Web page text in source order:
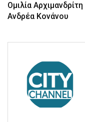
Ομιλία Αρχιμανδρίτη
Ανδρέα Κονάνου